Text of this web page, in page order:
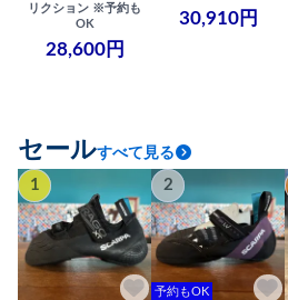
リクション ※予約も
OK
28,600円
30,910円
セールすべて見る
1 2
予約もOK